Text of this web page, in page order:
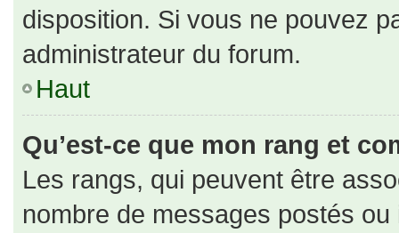
disposition. Si vous ne pouvez
administrateur du forum.
Haut
Qu’est-ce que mon rang et
Les rangs, qui peuvent être
nombre de messages postés